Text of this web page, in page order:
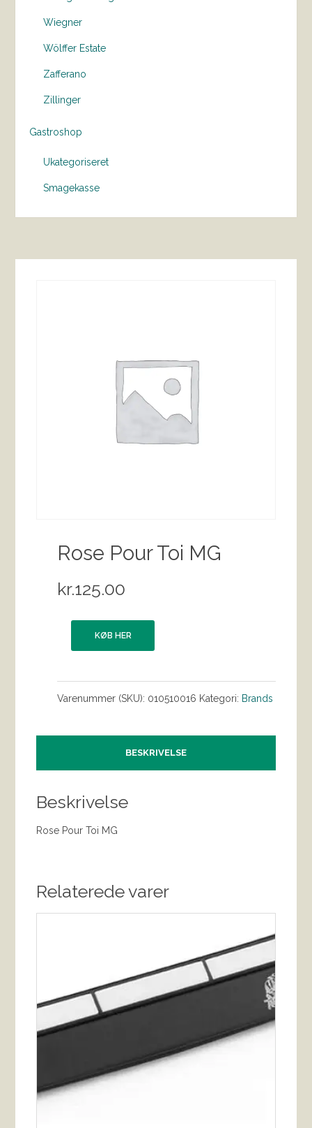
Wiegner
Wölffer Estate
Zafferano
Zillinger
Gastroshop
Ukategoriseret
Smagekasse
Rose Pour Toi MG
kr.125.00
KØB HER
Varenummer (SKU): 010510016 Kategori: Brands
BESKRIVELSE
Beskrivelse
Rose Pour Toi MG
Relaterede varer